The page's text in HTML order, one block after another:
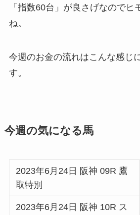
「指数60台」が良さげなのでヒ
ね。
今週のお金の流れはこんな感じ
す。
今週の気になる馬
2023年6月24日 阪神 09R 鷹
取特別
2023年6月24日 阪神 10R ス